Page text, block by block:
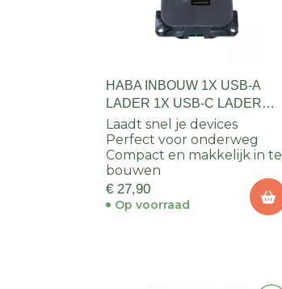
HABA INBOUW 1X USB-A
LADER 1X USB-C LADER
ANTRA C-LINE
Laadt snel je devices
Perfect voor onderweg
Compact en makkelijk in te
bouwen
€ 27,90
Op voorraad